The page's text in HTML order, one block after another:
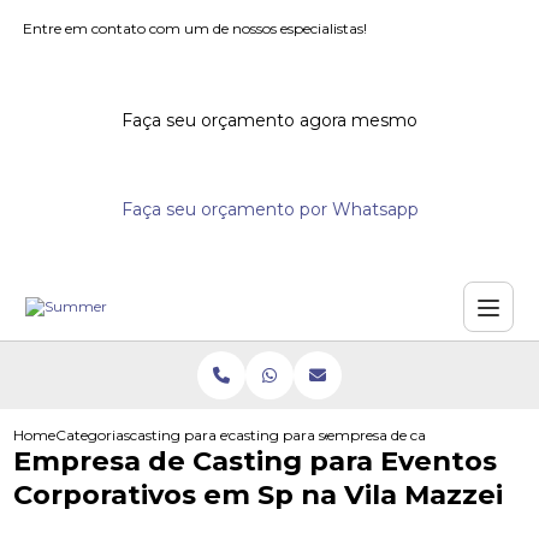
Entre em contato com um de nossos especialistas!
Faça seu orçamento agora mesmo
Faça seu orçamento por Whatsapp
HomeCategoriascasting para eventoscasting para seminariosempresa de casting para
Empresa de Casting para Eventos
Corporativos em Sp na Vila Mazzei